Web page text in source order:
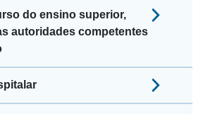
do ensino superior,
autoridades competentes